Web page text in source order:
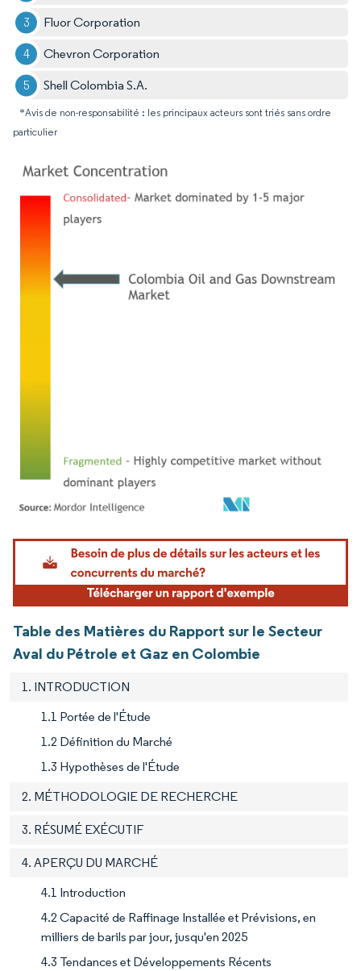
Fluor Corporation
Chevron Corporation
Shell Colombia S.A.
*Avis de non-responsabilité : les principaux acteurs sont triés sans ordre
particulier
Image © Mordor Intelligence. La réutilisation nécessite une attribution sous CC BY
Table des Matières du Rapport sur le Secteur
Aval du Pétrole et Gaz en Colombie
1. INTRODUCTION
1.1 Portée de l'Étude
1.2 Définition du Marché
1.3 Hypothèses de l'Étude
2. MÉTHODOLOGIE DE RECHERCHE
3. RÉSUMÉ EXÉCUTIF
4. APERÇU DU MARCHÉ
4.1 Introduction
4.2 Capacité de Raffinage Installée et Prévisions, en
milliers de barils par jour, jusqu'en 2025
4.3 Tendances et Développements Récents